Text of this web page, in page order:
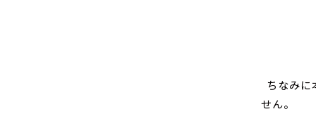
ちなみ
せん。